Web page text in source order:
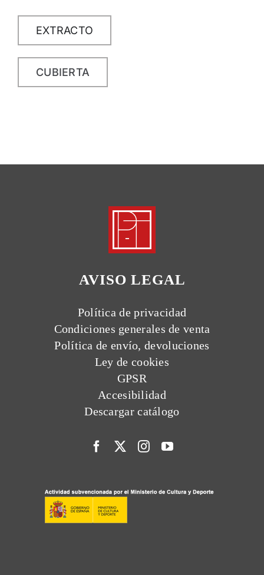
EXTRACTO
CUBIERTA
AVISO LEGAL
Política de privacidad
Condiciones generales de venta
Política de envío, devoluciones
Ley de cookies
GPSR
Accesibilidad
Descargar catálogo